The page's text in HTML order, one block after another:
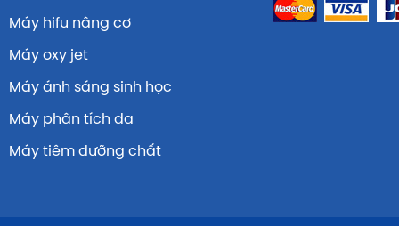
Máy hifu nâng cơ
Máy oxy jet
Máy ánh sáng sinh học
Máy phân tích da
Máy tiêm dưỡng chất